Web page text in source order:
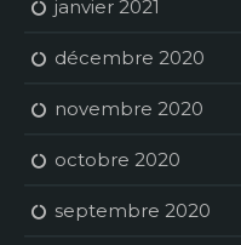
janvier 2021
décembre 2020
novembre 2020
octobre 2020
septembre 2020